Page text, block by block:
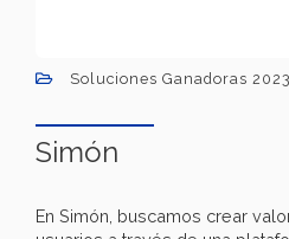
Soluciones Ganadoras 2023
Simón
En Simón, buscamos crear